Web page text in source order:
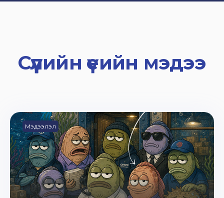
Сүүлийн үеийн мэдээ
Мэдээлэл